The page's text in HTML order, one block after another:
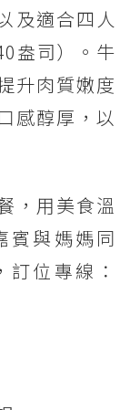
及適合四人
盎司）。牛
升肉質嫩度
感醇厚，以
，用美食溫
賓與媽媽同
位專線：